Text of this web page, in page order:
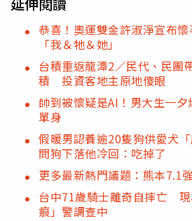
延伸閱讀
恭喜！奧運雙金許淑淨宣布
「我＆牠＆她」
台積重返龍潭2／民代、民團
積 投資客地主原地傻眼
帥到被懷疑是AI！男大生一
單身
假暖男認養逾20隻狗供愛犬
問狗下落他冷回：吃掉了
更多最新熱門議題：熊本7.1
台中71歲騎士離奇自摔亡
痕」警調查中